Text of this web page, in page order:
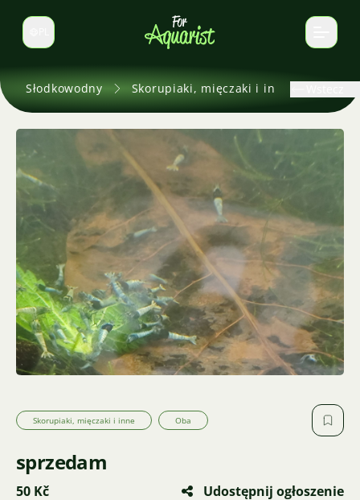
Zmień język
Słodkowodny Skorupiaki, mięczaki i inne
Skorupiaki, mięczaki i inne Oba
sprzedam
50 Kč
Udostępnij ogłoszenie